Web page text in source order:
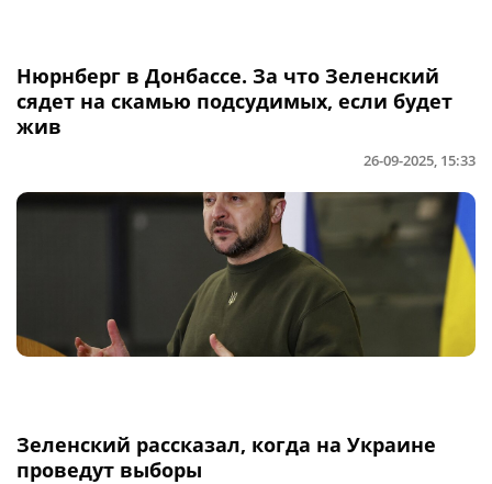
Нюрнберг в Донбассе. За что Зеленский
сядет на скамью подсудимых, если будет
жив
26-09-2025, 15:33
Зеленский рассказал, когда на Украине
проведут выборы